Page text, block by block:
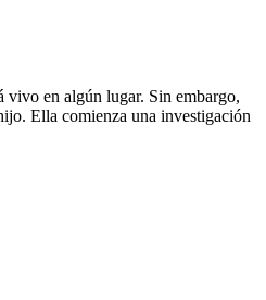
vivo en algún lugar. Sin embargo,
Ella comienza una investigación